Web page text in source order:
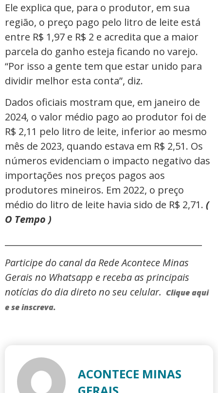
Ele explica que, para o produtor, em sua
região, o preço pago pelo litro de leite está
entre R$ 1,97 e R$ 2 e acredita que a maior
parcela do ganho esteja ficando no varejo.
“Por isso a gente tem que estar unido para
dividir melhor esta conta”, diz.
Dados oficiais mostram que, em janeiro de
2024, o valor médio pago ao produtor foi de
R$ 2,11 pelo litro de leite, inferior ao mesmo
mês de 2023, quando estava em R$ 2,51. Os
números evidenciam o impacto negativo das
importações nos preços pagos aos
produtores mineiros. Em 2022, o preço
médio do litro de leite havia sido de R$ 2,71. (
O Tempo )
Participe do canal da Rede Acontece Minas
Gerais no Whatsapp e receba as principais
notícias do dia direto no seu celular. Clique aqui
e se inscreva.
ACONTECE MINAS